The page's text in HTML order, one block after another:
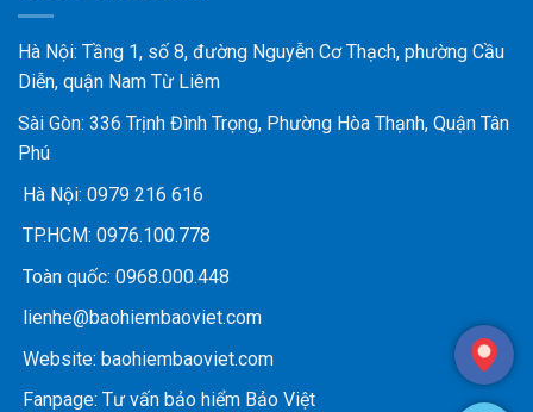
Hà Nội: Tầng 1, số 8, đường Nguyễn Cơ Thạch, phường Cầu
Diễn, quận Nam Từ Liêm
Sài Gòn: 336 Trịnh Đình Trọng, Phường Hòa Thạnh, Quận Tân
Phú
Hà Nội: 0979 216 616
TP.HCM: 0976.100.778
Toàn quốc: 0968.000.448
lienhe@baohiembaoviet.com
Website: baohiembaoviet.com
Fanpage: Tư vấn bảo hiểm Bảo Việt